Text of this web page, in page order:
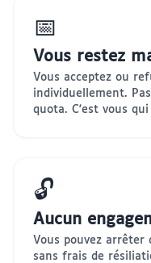
📅
Vous restez
Vous acceptez ou
individuellement.
quota. C'est vous
🔓
Aucun
Vous pouvez arrêter
sans frais de